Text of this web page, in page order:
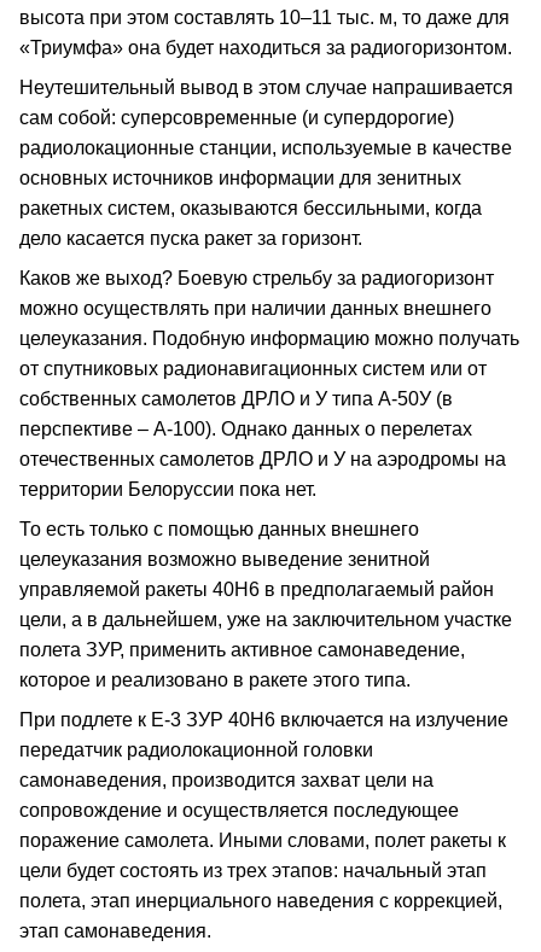
высота при этом составлять 10–11 тыс. м, то даже для
«Триумфа» она будет находиться за радиогоризонтом.
Неутешительный вывод в этом случае напрашивается
сам собой: суперсовременные (и супердорогие)
радиолокационные станции, используемые в качестве
основных источников информации для зенитных
ракетных систем, оказываются бессильными, когда
дело касается пуска ракет за горизонт.
Каков же выход? Боевую стрельбу за радиогоризонт
можно осуществлять при наличии данных внешнего
целеуказания. Подобную информацию можно получать
от спутниковых радионавигационных систем или от
собственных самолетов ДРЛО и У типа А-50У (в
перспективе – А-100). Однако данных о перелетах
отечественных самолетов ДРЛО и У на аэродромы на
территории Белоруссии пока нет.
То есть только с помощью данных внешнего
целеуказания возможно выведение зенитной
управляемой ракеты 40Н6 в предполагаемый район
цели, а в дальнейшем, уже на заключительном участке
полета ЗУР, применить активное самонаведение,
которое и реализовано в ракете этого типа.
При подлете к Е-3 ЗУР 40Н6 включается на излучение
передатчик радиолокационной головки
самонаведения, производится захват цели на
сопровождение и осуществляется последующее
поражение самолета. Иными словами, полет ракеты к
цели будет состоять из трех этапов: начальный этап
полета, этап инерциального наведения с коррекцией,
этап самонаведения.